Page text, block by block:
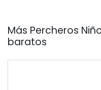
Más Percheros
baratos